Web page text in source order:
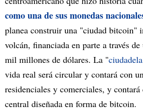
como una de sus monedas
planea construir una "ciudad bitcoin"
volcán, financiada en parte a través
mil millones de dólares. La "
vida real será circular y contará con
residenciales y comerciales, y contará
central diseñada en forma de bitcoin.